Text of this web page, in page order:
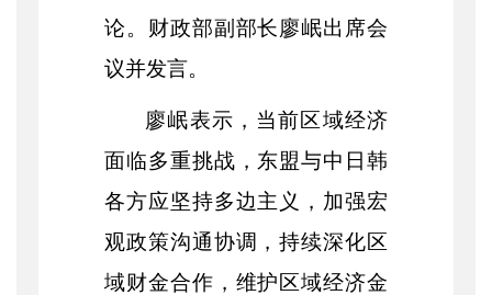
论。财政部副部长廖岷出席会
议并发言。
廖岷表示，当前区域经济
面临多重挑战，东盟与中日韩
各方应坚持多边主义，加强宏
观政策沟通协调，持续深化区
域财金合作，维护区域经济金